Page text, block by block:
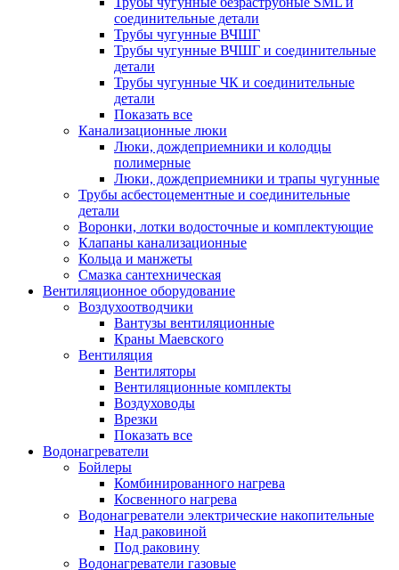
соединительные детали
Трубы чугунные ВЧШГ
Трубы чугунные ВЧШГ и соединительные
детали
Трубы чугунные ЧК и соединительные
детали
Показать все
Канализационные люки
Люки, дождеприемники и колодцы
полимерные
Люки, дождеприемники и трапы чугунные
Трубы асбестоцементные и соединительные
детали
Воронки, лотки водосточные и комплектующие
Клапаны канализационные
Кольца и манжеты
Смазка сантехническая
Вентиляционное оборудование
Воздухоотводчики
Вантузы вентиляционные
Краны Маевского
Вентиляция
Вентиляторы
Вентиляционные комплекты
Воздуховоды
Врезки
Показать все
Водонагреватели
Бойлеры
Комбинированного нагрева
Косвенного нагрева
Водонагреватели электрические накопительные
Над раковиной
Под раковину
Водонагреватели газовые